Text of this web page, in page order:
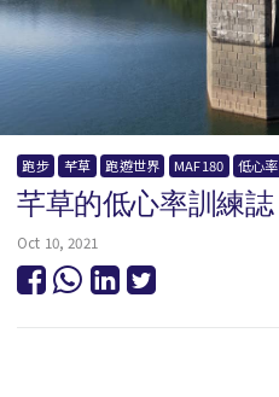
跑步 芊草 跑遊世界 MAF180 低心率
芊草的低心率訓練誌
Oct 10, 2021